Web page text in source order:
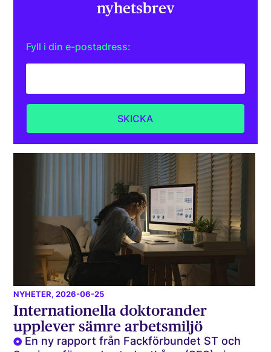
nyhetsbrev
Fyll i din e-postadress:
NYHETER, 2026-06-25
Internationella doktorander
upplever sämre arbetsmiljö
En ny rapport från Fackförbundet ST och